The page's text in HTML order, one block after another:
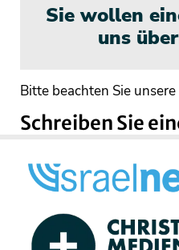
Sie wollen
uns
Bitte beachten Sie unsere
Schreiben Sie